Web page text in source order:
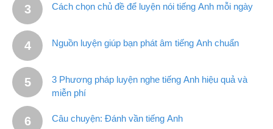
Cách chọn chủ đề để luyện nói tiếng Anh mỗi ngày
Nguồn luyện giúp bạn phát âm tiếng Anh chuẩn
3 Phương pháp luyện nghe tiếng Anh hiệu quả và
miễn phí
Câu chuyện: Đánh vần tiếng Anh